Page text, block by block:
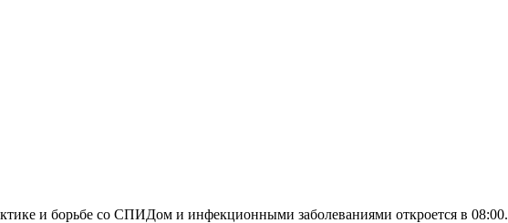
и борьбе со СПИДом и инфекционными заболеваниями откроется в 08:00.